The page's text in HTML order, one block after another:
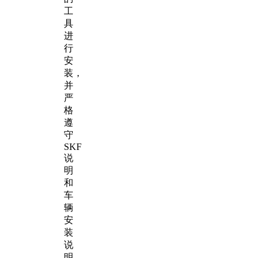
工
具
进
行
安
装，
并
严
格
遵
守
SKF
说
明
和
车
辆
安
装
说